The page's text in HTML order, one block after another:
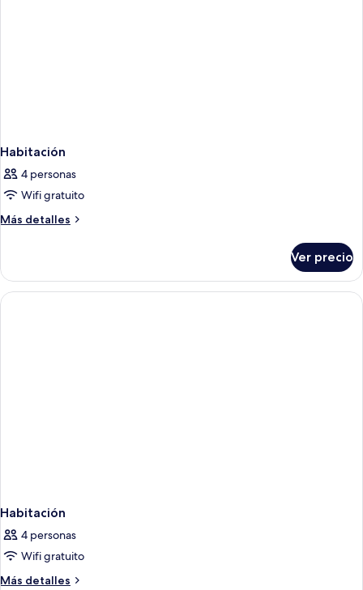
Habitación
4 personas
Wifi gratuito
Más detalles
Más
Ver precio
Habitación
4 personas
Wifi gratuito
Más detalles
Más